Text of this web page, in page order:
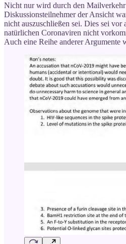
Nicht nur wird durch den
Diskussionsteilnehmer der Ansicht
nicht auszuschließen sei. Dies sei vor
natürlichen Coronaviren nicht
Auch eine Reihe anderer Argumente